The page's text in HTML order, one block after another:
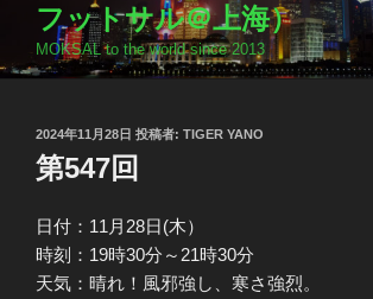
ッ
フットサル＠上海）
MOKSAL to the world since 2013
投
稿
日:
2024年11月28日 投稿者: TIGER YANO
第547回
日付：11月28日(木）
時刻：19時30分～21時30分
天気：晴れ！風邪強し、寒さ強烈。